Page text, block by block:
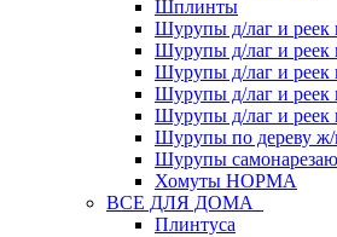
Шплинты
Шурупы д/лаг и реек
Шурупы д/лаг и реек
Шурупы д/лаг и реек
Шурупы д/лаг и реек
Шурупы д/лаг и реек
Шурупы по дереву ж/
Шурупы
Хомуты НОРМА
ВСЕ ДЛЯ ДОМА
Плинтуса